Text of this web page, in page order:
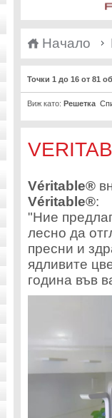
Начало
Точки 1 до 16 от 81
Виж като: Решетка
Véritable®
Véritable®:
"Ние
лесно да
пресни и
ядливите
година във